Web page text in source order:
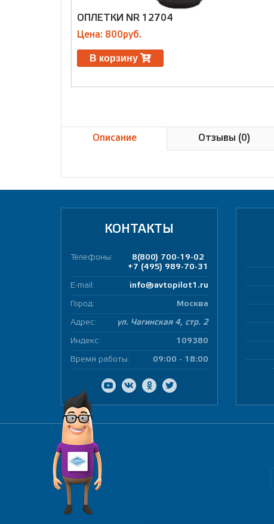
ОПЛЕТКИ NR 12704
Цена: 800руб.
В корзину
Описание Отзывы (0)
КОНТАКТЫ
Телефоны:
8(800) 700-19-02
+7 (495) 989-70-31
E-mail: info@avtopilot1.ru
Город: Москва
Адрес: ул. Чагинская 4, стр. 2
Индекс: 109380
Время работы: 09:00 - 18:00